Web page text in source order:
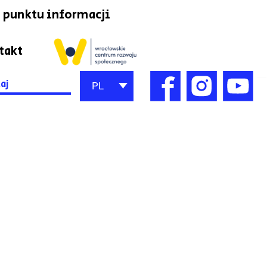
punktu informacji
PL